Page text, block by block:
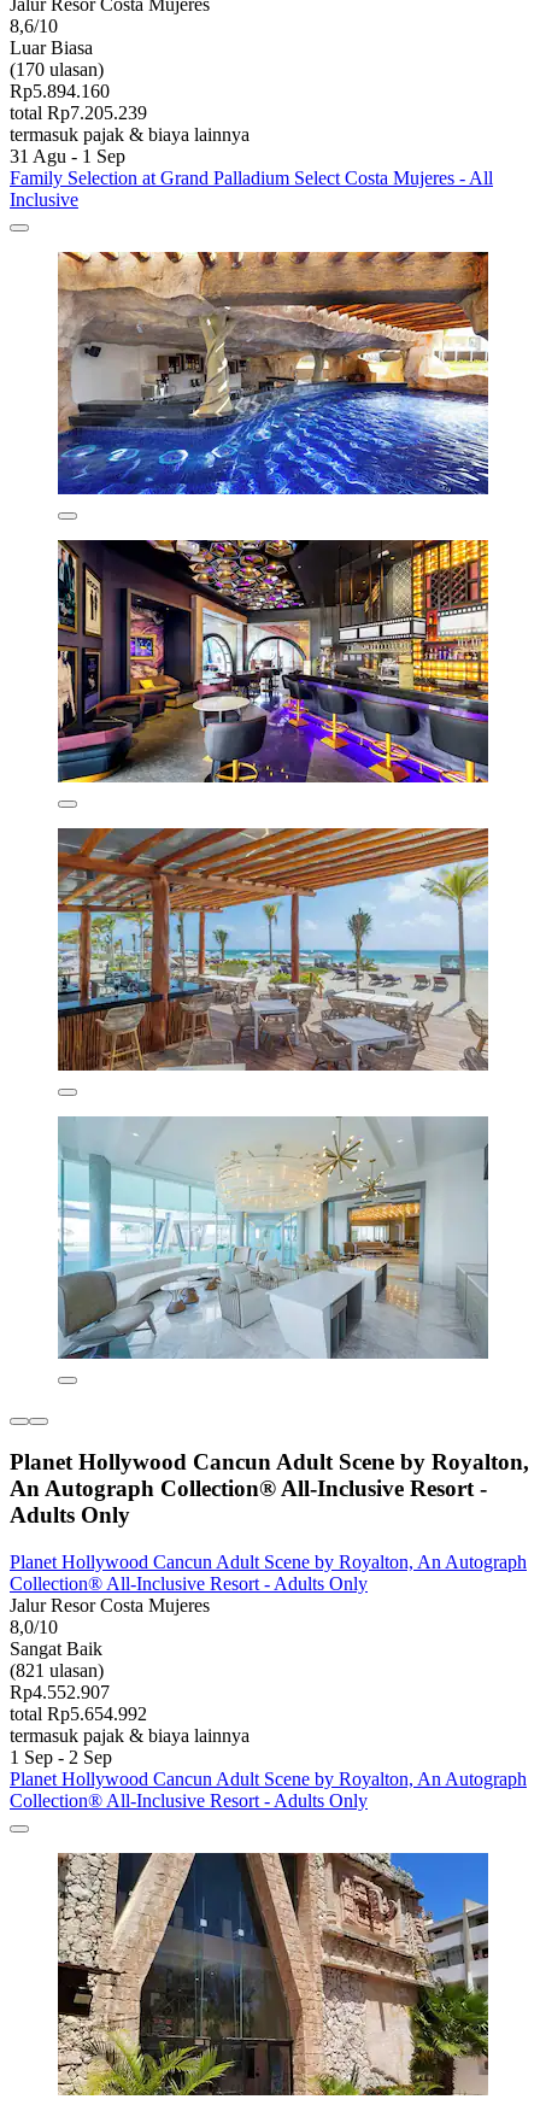
Jalur Resor Costa Mujeres
8,6/10
Luar Biasa
(170 ulasan)
Rp5.894.160
total Rp7.205.239
termasuk pajak & biaya lainnya
31 Agu - 1 Sep
Family Selection at Grand Palladium Select Costa Mujeres - All
Inclusive
Planet Hollywood Cancun Adult Scene by Royalton,
An Autograph Collection® All-Inclusive Resort -
Adults Only
Planet Hollywood Cancun Adult Scene by Royalton, An Autograph
Collection® All-Inclusive Resort - Adults Only
Jalur Resor Costa Mujeres
8,0/10
Sangat Baik
(821 ulasan)
Rp4.552.907
total Rp5.654.992
termasuk pajak & biaya lainnya
1 Sep - 2 Sep
Planet Hollywood Cancun Adult Scene by Royalton, An Autograph
Collection® All-Inclusive Resort - Adults Only